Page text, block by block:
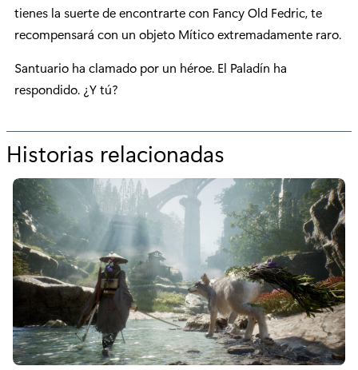
tienes la suerte de encontrarte con Fancy Old Fedric, te
recompensará con un objeto Mítico extremadamente raro.
Santuario ha clamado por un héroe. El Paladín ha
respondido. ¿Y tú?
Historias relacionadas
o
r
“
G
u
i
a